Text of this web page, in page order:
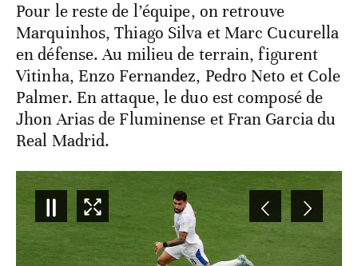
Pour le reste de l’équipe, on retrouve
Marquinhos, Thiago Silva et Marc Cucurella
en défense. Au milieu de terrain, figurent
Vitinha, Enzo Fernandez, Pedro Neto et Cole
Palmer. En attaque, le duo est composé de
Jhon Arias de Fluminense et Fran Garcia du
Real Madrid.